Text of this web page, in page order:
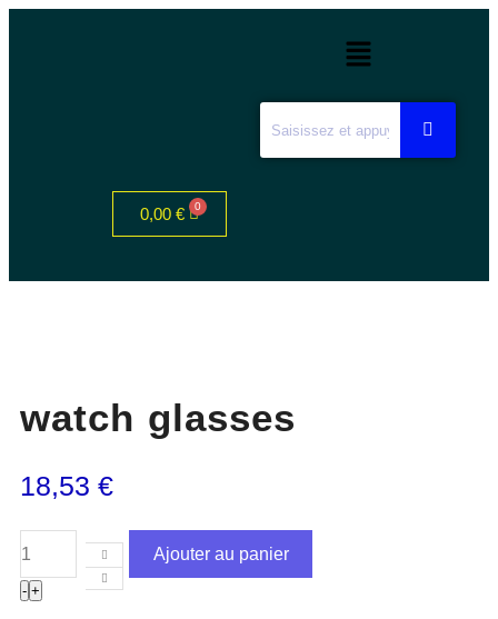
0,00 €
watch glasses
18,53 €
- +
Ajouter au panier